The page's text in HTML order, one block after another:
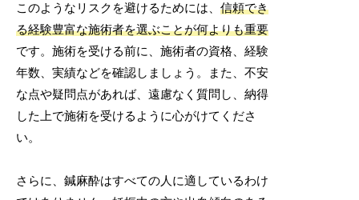
このようなリスクを避けるためには、信頼でき
る経験豊富な施術者を選ぶことが何よりも重要
です。施術を受ける前に、施術者の資格、経験
年数、実績などを確認しましょう。また、不安
な点や疑問点があれば、遠慮なく質問し、納得
した上で施術を受けるように心がけてくださ
い。
さらに、鍼麻酔はすべての人に適しているわけ